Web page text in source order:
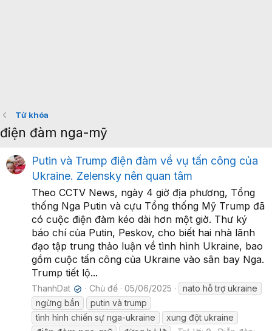
Từ khóa
điện đàm nga-mỹ
Putin và Trump điện đàm về vụ tấn công của
Ukraine. Zelensky nên quan tâm
Theo CCTV News, ngày 4 giờ địa phương, Tổng
thống Nga Putin và cựu Tổng thống Mỹ Trump đã
có cuộc điện đàm kéo dài hơn một giờ. Thư ký
báo chí của Putin, Peskov, cho biết hai nhà lãnh
đạo tập trung thảo luận về tình hình Ukraine, bao
gồm cuộc tấn công của Ukraine vào sân bay Nga.
Trump tiết lộ...
ThanhDat ✔ Chủ đề 05/06/2025
nato hỗ trợ ukraine
ngừng bắn
putin và trump
tình hình chiến sự nga-ukraine
xung đột ukraine